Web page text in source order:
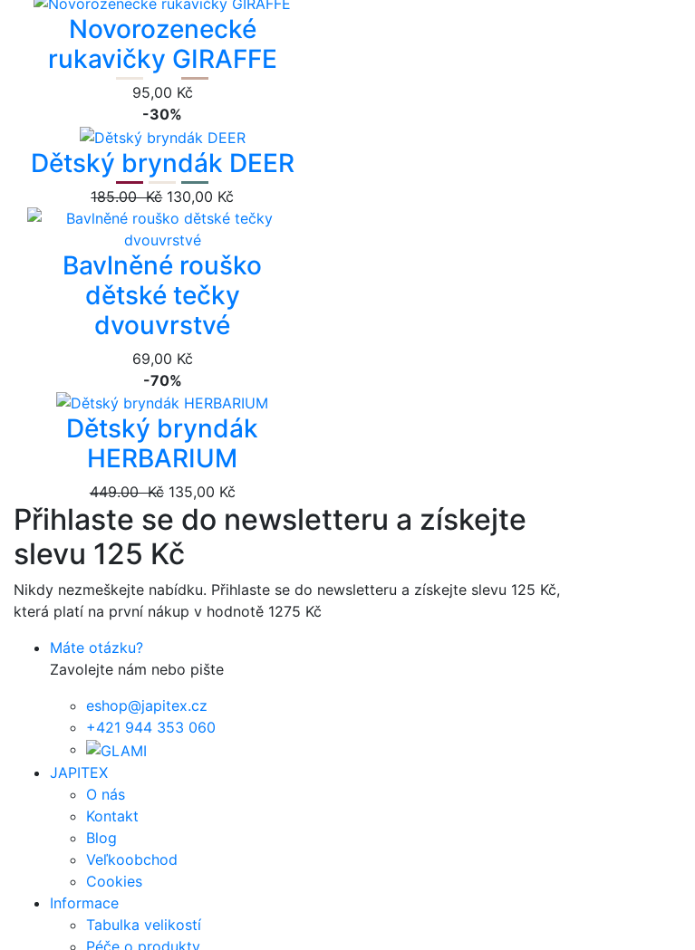
Novorozenecké
rukavičky GIRAFFE
95,00 Kč
-30%
Dětský bryndák DEER
185.00 Kč 130,00 Kč
Bavlněné rouško
dětské tečky
dvouvrstvé
69,00 Kč
-70%
Dětský bryndák
HERBARIUM
449.00 Kč 135,00 Kč
Přihlaste se do newsletteru a získejte
slevu 125 Kč
Nikdy nezmeškejte nabídku. Přihlaste se do newsletteru a získejte slevu 125 Kč,
která platí na první nákup v hodnotě 1275 Kč
Máte otázku?
Zavolejte nám nebo pište
eshop@japitex.cz
+421 944 353 060
JAPITEX
O nás
Kontakt
Blog
Veľkoobchod
Cookies
Informace
Tabulka velikostí